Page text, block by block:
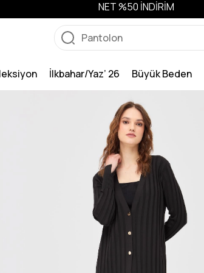
NET %50 İNDİRİM
İlkbahar/Yaz’ 26 Büyük Beden